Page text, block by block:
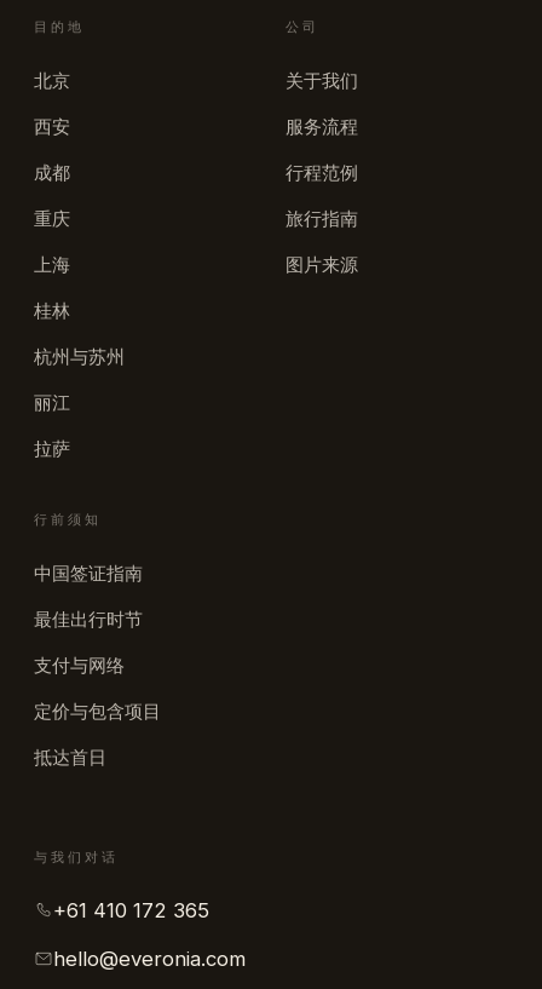
目的地
北京
西安
成都
重庆
上海
桂林
杭州与苏州
丽江
拉萨
公司
关于我们
服务流程
行程范例
旅行指南
图片来源
行前须知
中国签证指南
最佳出行时节
支付与网络
定价与包含项目
抵达首日
与我们对话
+61 410 172 365
hello@everonia.com